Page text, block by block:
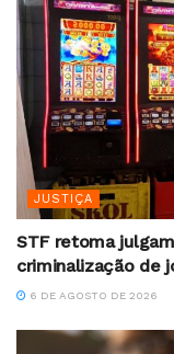
JUSTIÇA
STF retoma
criminalização de
6 DE AGOSTO DE 2026